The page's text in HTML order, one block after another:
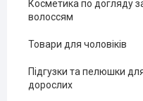
Косметика по догляду
волоссям
Товари для чоловіків
Підгузки та пелюшки
дорослих